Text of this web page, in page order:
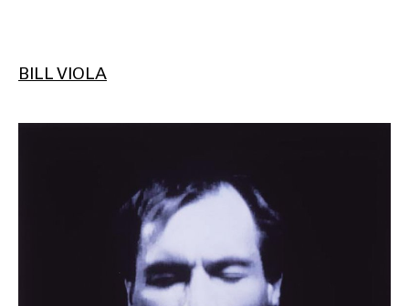
BILL VIOLA